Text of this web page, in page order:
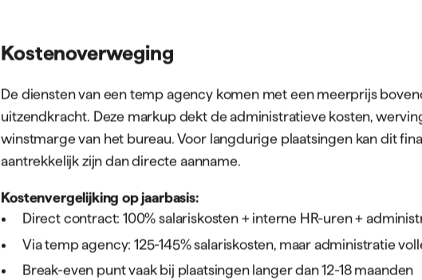
Kostenoverweging
De diensten van een temp agency komen met een meerprijs
uitzendkracht. Deze markup dekt de administratieve kosten,
winstmarge van het bureau. Voor langdurige plaatsingen kan dit
aantrekkelijk zijn dan directe aanname.
Kostenvergelijking op jaarbasis:
Direct contract: 100% salariskosten + interne HR-uren +
Via temp agency: 125-145% salariskosten, maar administratie
Break-even punt vaak bij plaatsingen langer dan 12-18 maanden